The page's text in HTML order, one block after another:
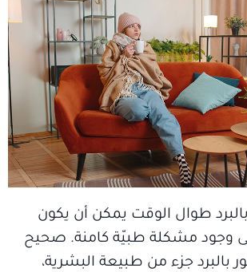
طوال الوقت يمكن أن يكون
وجود مشكلة طبيّة كامنة. صحيح
بالبرد جزء من طبيعة البشرية،